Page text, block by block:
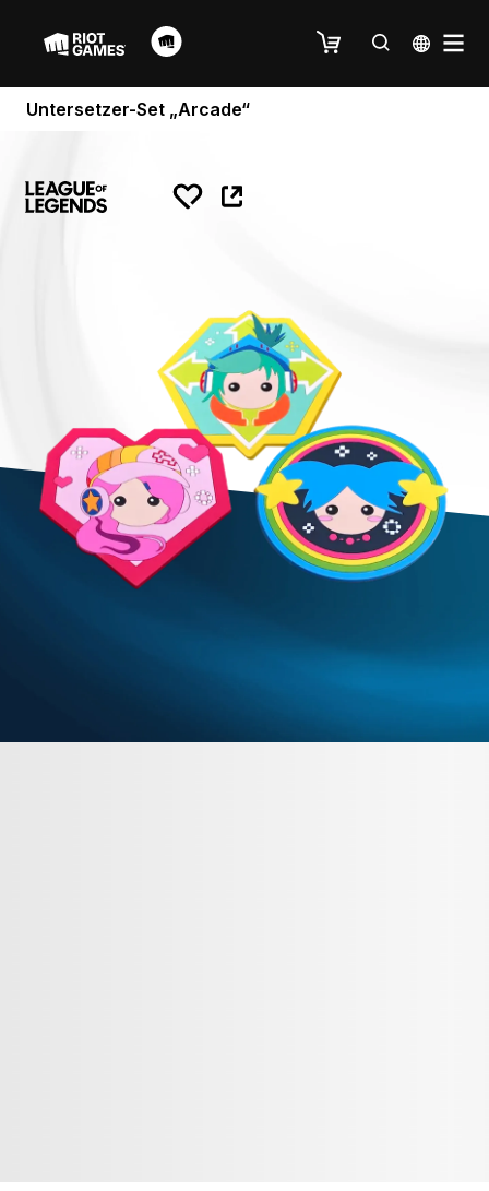
Untersetzer-Set „Arcade“